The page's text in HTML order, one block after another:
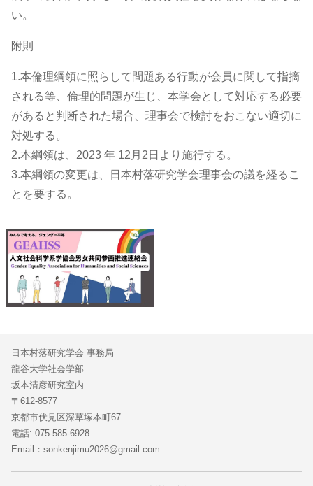
い。
附則
1.本倫理綱領に照らして問題ある行動が会員に関して指摘
される等、倫理的問題が生じ、本学会として対応する必要
があると判断された場合、理事会で検討をおこない適切に
対処する。
2.本綱領は、2023 年 12月2日より施行する。
3.本綱領の変更は、日本村落研究学会理事会の議を経るこ
とを要する。
日本村落研究学会 事務局
龍谷大学社会学部
坂本清彦研究室内
〒612-8577
京都市伏見区深草塚本町67
電話: 075-585-6928
Email：sonkenjimu2026@gmail.com